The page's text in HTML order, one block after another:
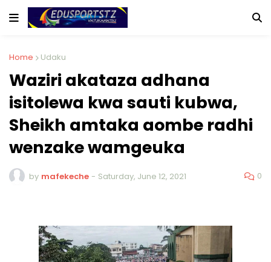
Home Udaku
Waziri akataza adhana
isitolewa kwa sauti kubwa,
Sheikh amtaka aombe radhi
wenzake wamgeuka
by mafekeche - Saturday, June 12, 2021 0